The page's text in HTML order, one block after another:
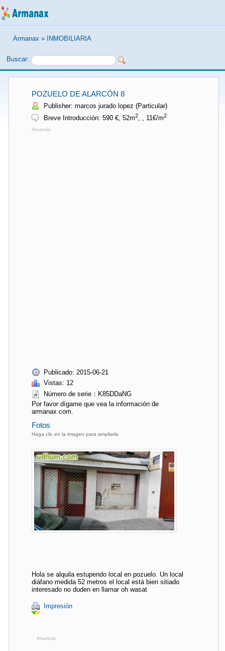
Armanax » INMOBILIARIA
Buscar:
POZUELO DE ALARCÓN 8
Publisher: marcos jurado lopez (Particular)
Breve Introducción: 590 €, 52m2, , 11€/m2
Anuncio
Publicado: 2015-06-21
Vistas: 12
Número de serie：K85DDaNG
Por favor dígame que vea la información de
armanax.com.
Fotos
Haga clic en la imagen para ampliarla
Hola se alquila estupendo local en pozuelo. Un local
diáfano medida 52 metros el local está bien sitiado
interesado no duden en llamar oh wasat
Impresión
Anuncio